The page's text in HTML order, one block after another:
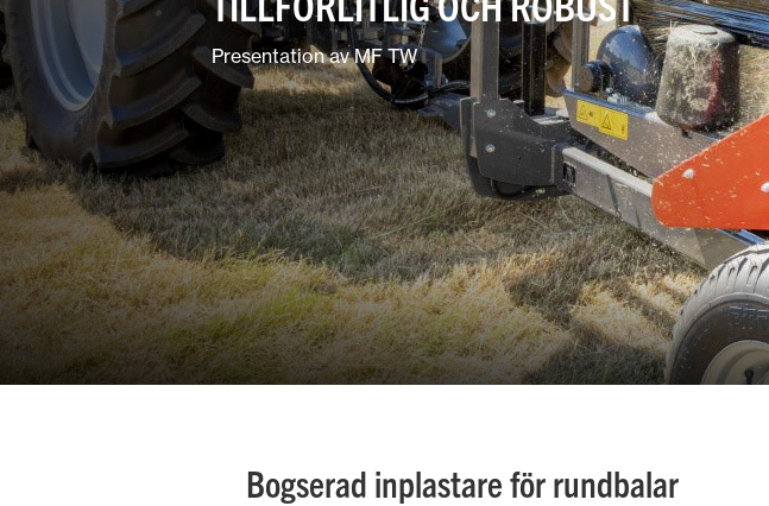
Markskötsel
Blandjordbruk
Presentation av MF TW
Bogserad inplastare för rundbalar